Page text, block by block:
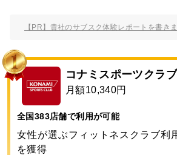
【PR】貴社のサブスク体験レポートを書きま
コナミスポーツクラブ
月額10,340円
全国383店舗で利用が可能
女性が選ぶフィットネスクラブ利
を獲得